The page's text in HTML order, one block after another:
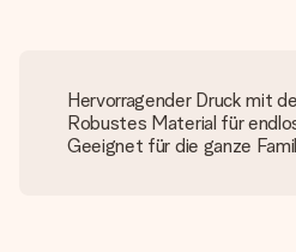
Hervorragender Druck mit
Robustes Material für
Geeignet für die ganze